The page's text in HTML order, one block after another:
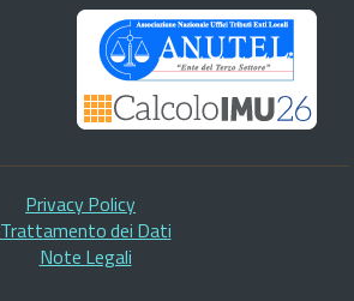
Privacy Policy
Trattamento dei Dati
Note Legali